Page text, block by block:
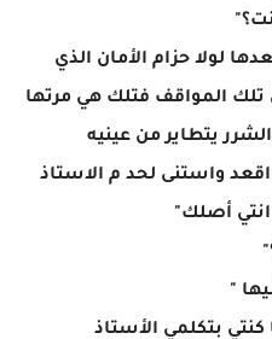
لولا حزام الأمان الذي
المواقف فتلك هي مرتها
يتطاير من عينيه
واستنى لحد م الاستاذ
أصلك"
"
بتكلمي الأستاذ